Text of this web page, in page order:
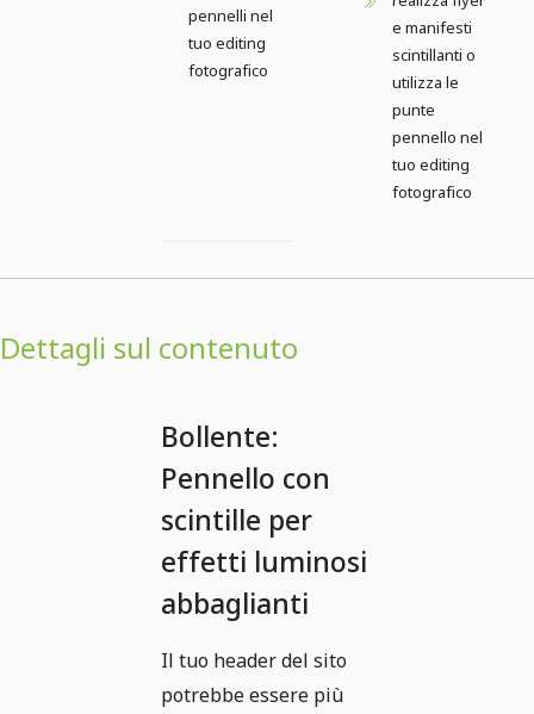
pennelli nel
tuo editing
fotografico
e manifesti
scintillanti o
utilizza le
punte
pennello nel
tuo editing
fotografico
Dettagli sul contenuto
Bollente:
Pennello con
scintille per
effetti luminosi
abbaglianti
Il tuo header del sito
potrebbe essere più